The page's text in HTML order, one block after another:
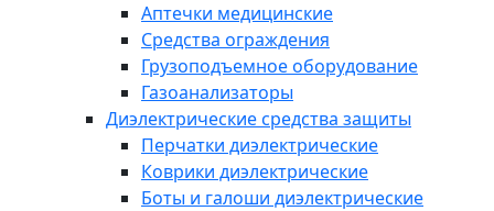
Аптечки медицинские
Средства ограждения
Грузоподъемное оборудование
Газоанализаторы
Диэлектрические средства защиты
Перчатки диэлектрические
Коврики диэлектрические
Боты и галоши диэлектрические